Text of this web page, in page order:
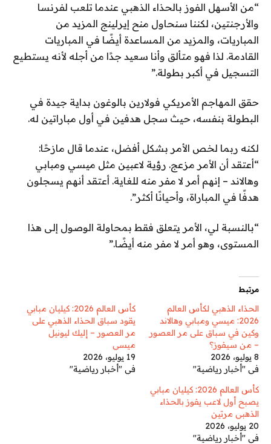
“من الأسهل الفوز بالحذاء الذهبي عندما تلعب لفرنسا
والأرجنتين، لكننا سنحاول منح إيرلينج المزيد من
المباريات، والمزيد من المساعدة أيضًا في المباريات
القادمة. لذا فهو متألق وأنا سعيد جدًا من أجله لأنه يستطيع
التسجيل في أكبر بطولة.”
حقق المهاجم الأمريكي فولارين بالوغون بداية جيدة في
البطولة بنفسه، حيث سجل هدفين في أول مباراتين له.
لكنه ربما لخص الأمر بشكل أفضل، عندما قال مازحًا:
“أعتقد أن الأمر مزعج. رؤية لاعبين مثل ميسي ومبابي
وهالاند – إنهم أمر لا مفر منه للغاية. أعتقد أنهم يسجلون
هدفًا في المباراة، وأحيانًا أكثر”.
“بالنسبة لي، الأمر يتعلق فقط بمحاولة الوصول إلى هذا
المستوى، وهو أمر لا مفر منه أيضًا.”
مرتبط
الحذاء الذهبي لكأس العالم
2026: ميسي ومبابي وهالاند
وكين في سباق على مر العصور
– من سيفوز؟
8 يوليو، 2026
في "أخبار رياضية"
كأس العالم 2026: كيليان مبابي
يقود سباق الحذاء الذهبي على
مر العصور – إليك ليونيل
ميسي
19 يوليو، 2026
في "أخبار رياضية"
كأس العالم 2026: كيليان مبابي
يصبح أول لاعب يفوز بالحذاء
الذهبي مرتين
20 يوليو، 2026
في "أخبار رياضية"